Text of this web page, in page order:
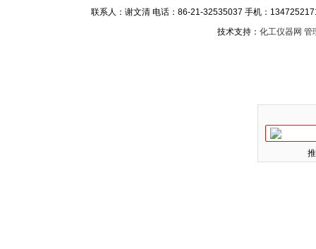
联系人：谢文清 电话：86-21-32535037 手机：
技术支持： 化工仪器网 管